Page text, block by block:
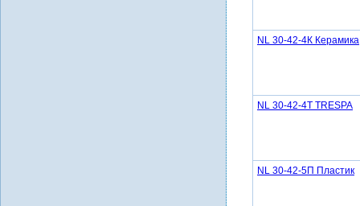
NL 30-42-4К Керамика
NL 30-42-4Т TRESPA
NL 30-42-5П Пластик